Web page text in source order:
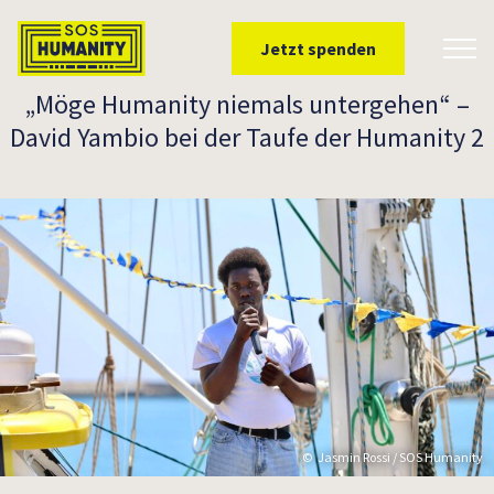
Jetzt spenden
„Möge Humanity niemals untergehen“ –
David Yambio bei der Taufe der Humanity 2
Jasmin Rossi / SOS Humanity